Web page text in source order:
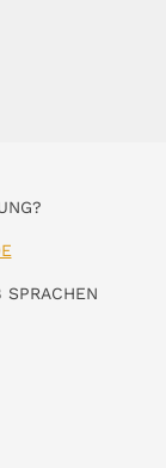
SPRACHEN